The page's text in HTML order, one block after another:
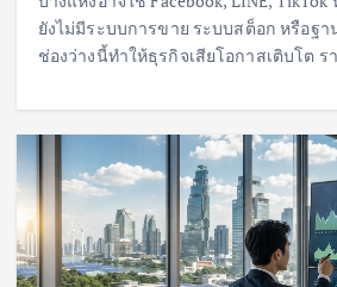
ยังไม่มีระบบการขาย ระบบสต็อก หรือฐ
ช่องว่างนี้ทำให้ธุรกิจเสียโอกาสเติบโต ร